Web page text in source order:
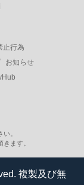
止行為
お知らせ
。
ます。
複製及び無